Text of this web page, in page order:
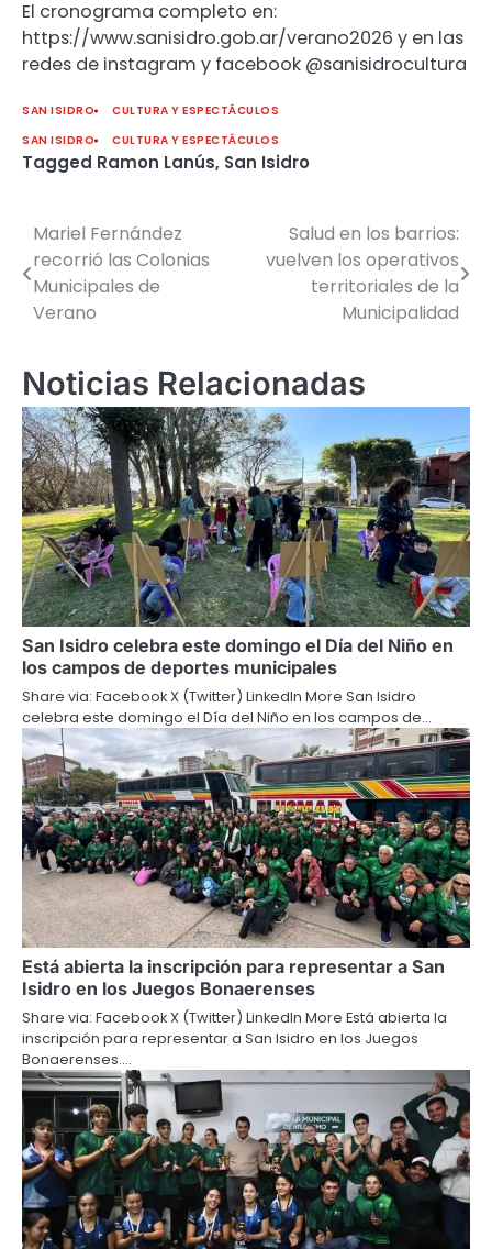
El cronograma completo en:
https://www.sanisidro.gob.ar/verano2026 y en las
redes de instagram y facebook @sanisidrocultura
SAN ISIDRO
CULTURA Y ESPECTÁCULOS
SAN ISIDRO
CULTURA Y ESPECTÁCULOS
Tagged Ramon Lanús, San Isidro
Navegación
de
entradas
Mariel Fernández
recorrió las Colonias
Municipales de
Verano
Salud en los barrios:
vuelven los operativos
territoriales de la
Municipalidad
Noticias Relacionadas
San Isidro celebra este domingo el Día del Niño en
los campos de deportes municipales
Share via: Facebook X (Twitter) LinkedIn More San Isidro
celebra este domingo el Día del Niño en los campos de…
Está abierta la inscripción para representar a San
Isidro en los Juegos Bonaerenses
Share via: Facebook X (Twitter) LinkedIn More Está abierta la
inscripción para representar a San Isidro en los Juegos
Bonaerenses.…